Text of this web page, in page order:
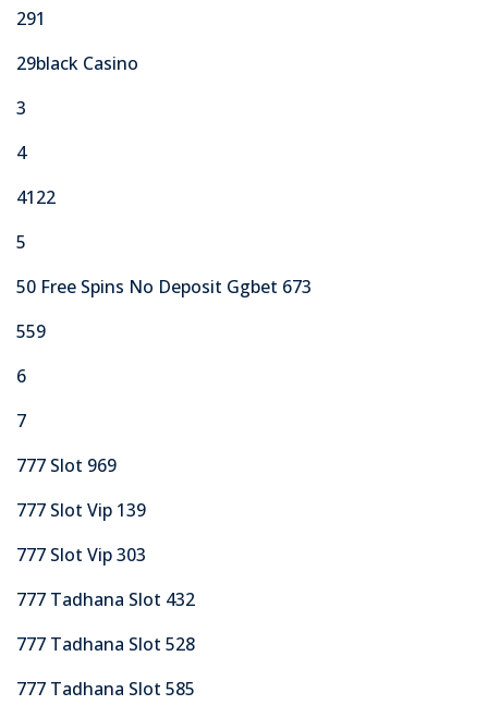
291
29black Casino
3
4
4122
5
50 Free Spins No Deposit Ggbet 673
559
6
7
777 Slot 969
777 Slot Vip 139
777 Slot Vip 303
777 Tadhana Slot 432
777 Tadhana Slot 528
777 Tadhana Slot 585